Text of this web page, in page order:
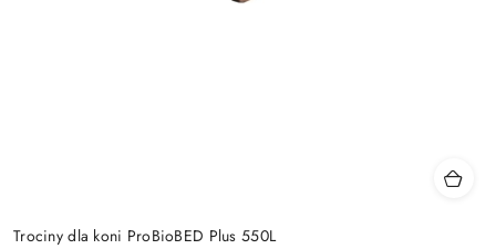
Trociny dla koni ProBioBED Plus 550L